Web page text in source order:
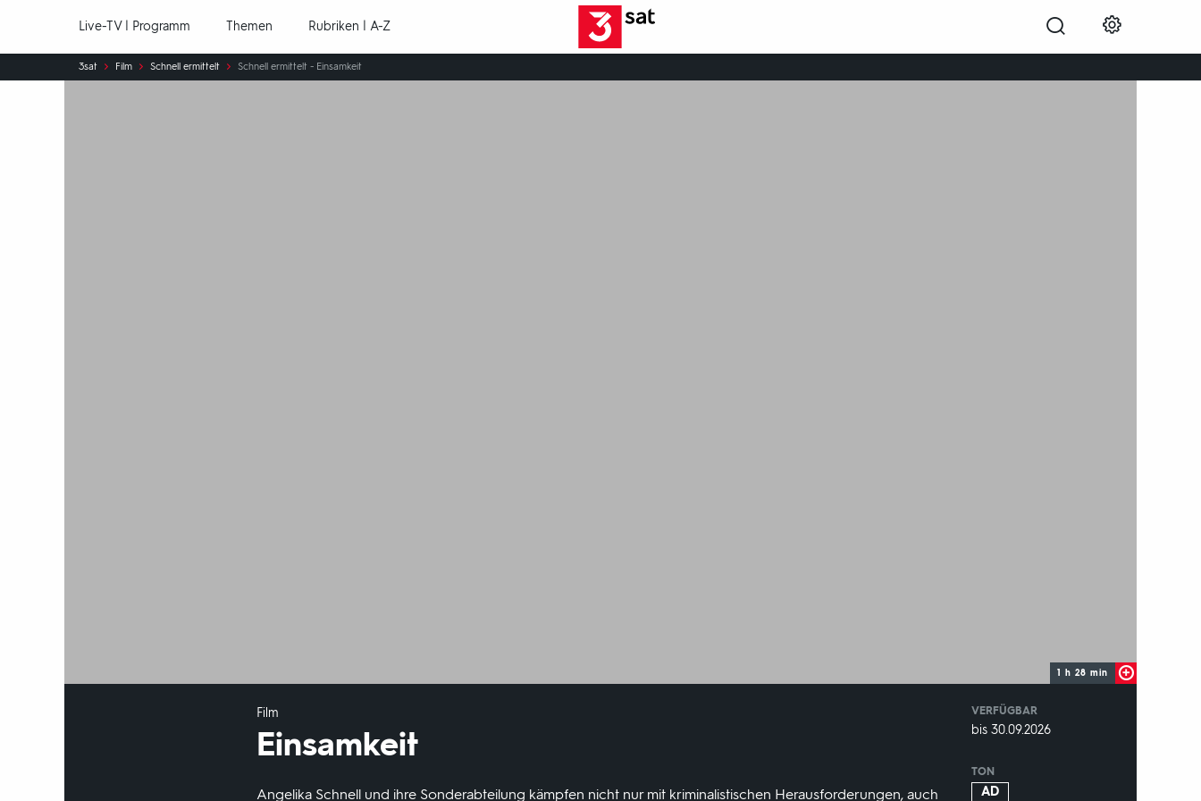
Live-TV | Programm Themen Rubriken | A-Z
Sie
sind
3sat Film Schnell ermittelt Schnell ermittelt - Einsamkeit
1 h 28 min
Film
Einsamkeit
Angelika Schnell und ihre Sonderabteilung kämpfen nicht nur mit kriminalistischen Herausforderungen, auch
VERFÜGBAR
weltweit
VERFÜGBAR
bis 30.09.2026
TON
AD